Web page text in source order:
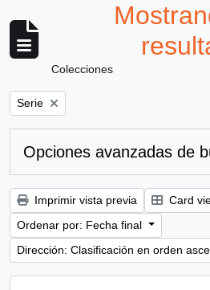
Colecciones
Remove filter:
Serie
Opciones avanzadas de
Imprimir vista previa Card
Ordenar por: Fecha final
Dirección: Clasificación en orden